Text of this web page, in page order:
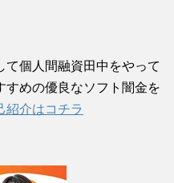
個人間融資田中をやって
すめの優良なソフト闇金を
紹介はコチラ